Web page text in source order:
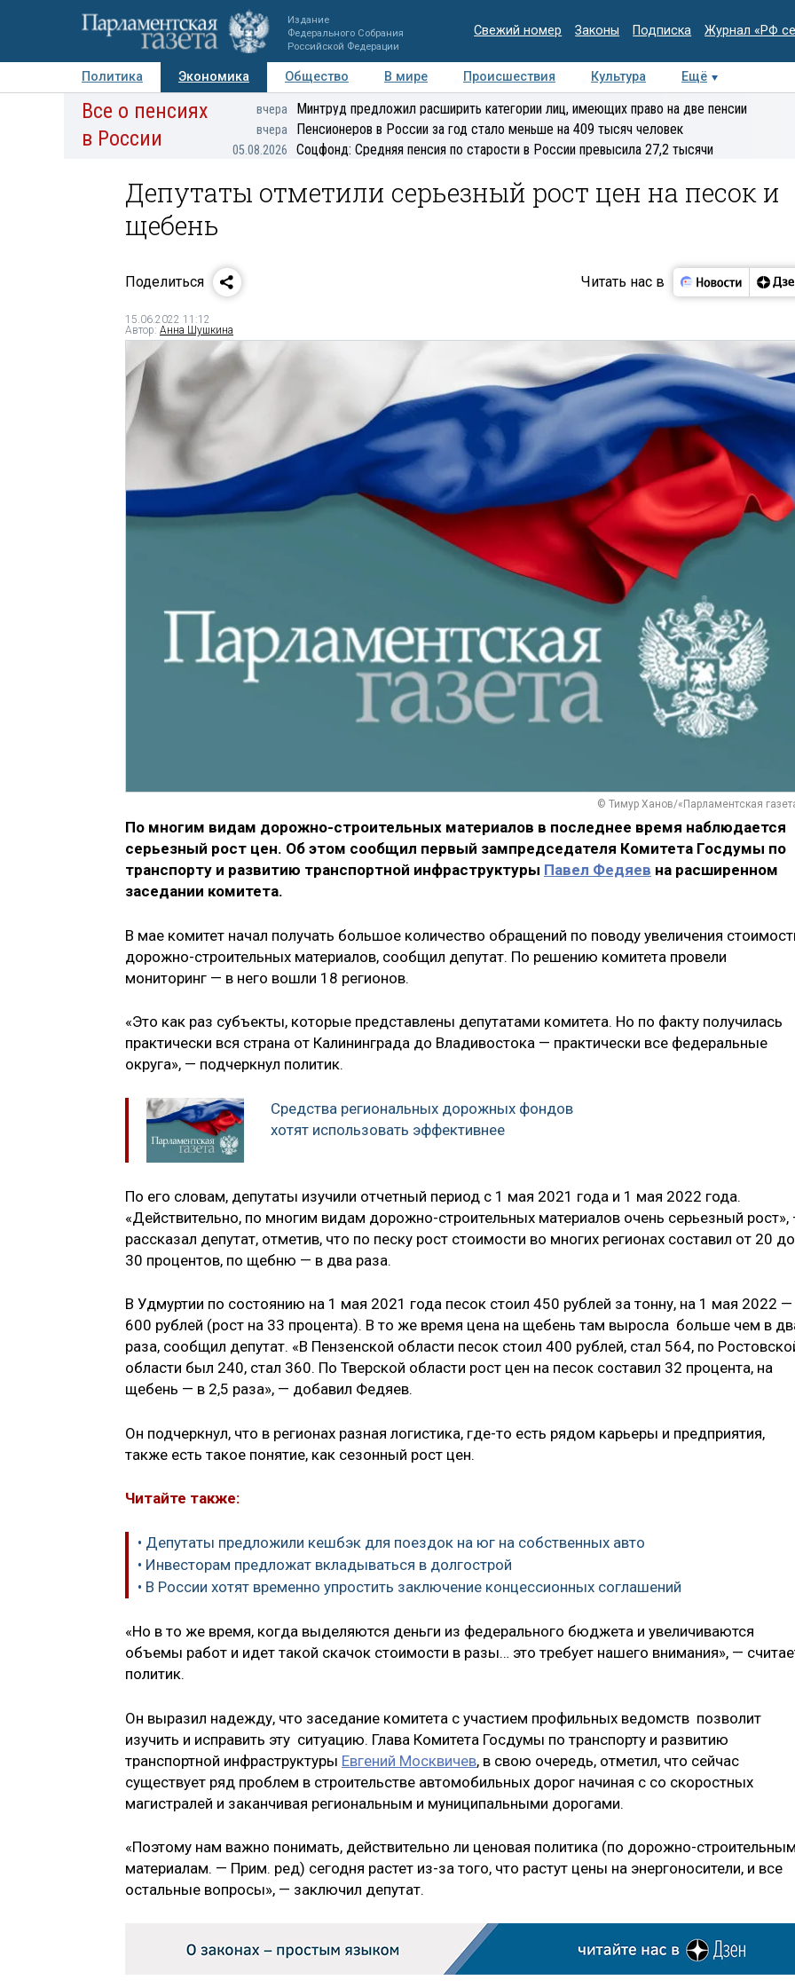
Издание
Федерального Собрания
Российской Федерации
Свежий номер Законы Подписка Журнал «РФ
Политика Экономика Общество В мире Происшествия Культура
Ещё
Авторы Персоны Мнения Регионы Медиацентр Интервью Колумнисты
Все о пенсиях
в России
вчера Минтруд предложил расширить категории лиц, имеющих право на две пенсии
вчера Пенсионеров в России за год стало меньше на 409 тысяч человек
05.08.2026 Соцфонд: Средняя пенсия по старости в России превысила 27,2 тысячи
Депутаты отметили серьезный рост цен на песок и
щебень
Поделиться Читать нас в
15.06.2022 11:12
Автор: Анна Шушкина
© Тимур Ханов/«Парламентская
По многим видам дорожно-строительных материалов в последнее время наблюдается
серьезный рост цен. Об этом сообщил первый зампредседателя Комитета Госдумы по
транспорту и развитию транспортной инфраструктуры Павел Федяев на расширенном
заседании комитета.
В мае комитет начал получать большое количество обращений по поводу увеличения
дорожно-строительных материалов, сообщил депутат. По решению комитета провели
мониторинг — в него вошли 18 регионов.
«Это как раз субъекты, которые представлены депутатами комитета. Но по факту получилась
практически вся страна от Калининграда до Владивостока — практически все федеральные
округа», — подчеркнул политик.
Средства региональных дорожных фондов
хотят использовать эффективнее
По его словам, депутаты изучили отчетный период с 1 мая 2021 года и 1 мая 2022 года.
«Действительно, по многим видам дорожно-строительных материалов очень серьезный рост»,
рассказал депутат, отметив, что по песку рост стоимости во многих регионах составил от 20 до
30 процентов, по щебню — в два раза.
В Удмуртии по состоянию на 1 мая 2021 года песок стоил 450 рублей за тонну, на 1 мая 2022 —
600 рублей (рост на 33 процента). В то же время цена на щебень там выросла больше чем в
раза, сообщил депутат. «В Пензенской области песок стоил 400 рублей, стал 564, по
области был 240, стал 360. По Тверской области рост цен на песок составил 32 процента, на
щебень — в 2,5 раза», — добавил Федяев.
Он подчеркнул, что в регионах разная логистика, где-то есть рядом карьеры и предприятия,
также есть такое понятие, как сезонный рост цен.
Читайте также:
• Депутаты предложили кешбэк для поездок на юг на собственных авто
• Инвесторам предложат вкладываться в долгострой
• В России хотят временно упростить заключение концессионных соглашений
«Но в то же время, когда выделяются деньги из федерального бюджета и увеличиваются
объемы работ и идет такой скачок стоимости в разы… это требует нашего внимания», —
политик.
Он выразил надежду, что заседание комитета с участием профильных ведомств позволит
изучить и исправить эту ситуацию. Глава Комитета Госдумы по транспорту и развитию
транспортной инфраструктуры Евгений Москвичев, в свою очередь, отметил, что сейчас
существует ряд проблем в строительстве автомобильных дорог начиная с со скоростных
магистралей и заканчивая региональным и муниципальными дорогами.
«Поэтому нам важно понимать, действительно ли ценовая политика (по дорожно-
материалам. — Прим. ред) сегодня растет из-за того, что растут цены на энергоносители, и все
остальные вопросы», — заключил депутат.